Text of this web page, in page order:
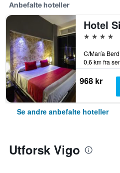
Anbefalte hoteller
4 stjerner
0,6 km fra
968 kr
Se andre anbefalte hoteller
Utforsk Vigo